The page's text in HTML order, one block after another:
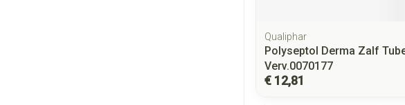
Qualiphar
Polyseptol Derma Zalf
Verv.0070177
€ 12,81